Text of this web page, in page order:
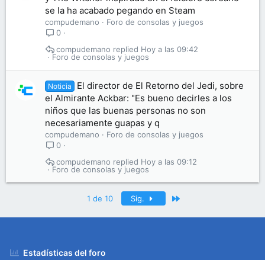
se la ha acabado pegando en Steam
compudemano
Foro de consolas y juegos
0
Foro de consolas y juegos
Hoy a las 09:42
compudemano
Noticia
El director de El Retorno del Jedi, sobre
el Almirante Ackbar: "Es bueno decirles a los
niños que las buenas personas no son
necesariamente guapas y q
compudemano
Foro de consolas y juegos
0
Foro de consolas y juegos
Hoy a las 09:12
compudemano
1 de 10 Sig.
Estadísticas del foro